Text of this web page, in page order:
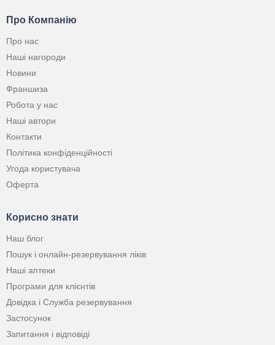
Про Компанію
Про нас
Наші нагороди
Новини
Франшиза
Робота у нас
Наші автори
Контакти
Політика конфіденційності
Угода користувача
Оферта
Корисно знати
Наш блог
Пошук і онлайн-резервування ліків
Наші аптеки
Програми для клієнтів
Довідка і Служба резервування
Застосунок
Запитання і відповіді